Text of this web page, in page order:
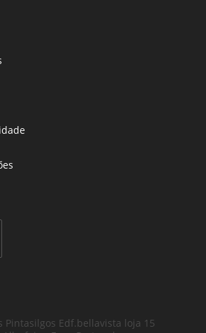
Pintasilgos Edf.bellavista loja 15